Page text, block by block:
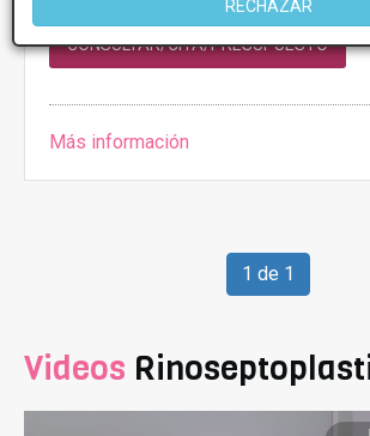
RECHAZAR
CONSULTAR/CITA/PRESUPUESTO
Más información
1 de 1
Videos